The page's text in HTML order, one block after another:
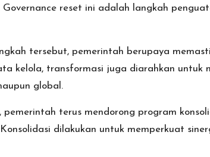
reset ini adalah langkah
tersebut, pemerintah berupaya
kelola, transformasi juga diarahkan untuk
global.
pemerintah terus mendorong program
Konsolidasi dilakukan untuk memperkuat